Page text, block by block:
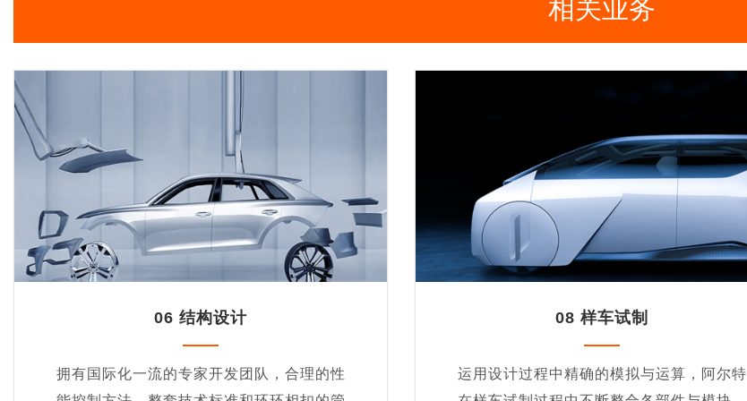
相关业务
06 结构设计
拥有国际化一流的专家开发团队，合理的性
08 样车试制
运用设计过程中精确的模拟与运算，阿尔特